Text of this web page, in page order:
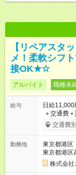
【リペアスタ
メ！柔軟シフ
接OK★☆
アルバイト 職種未
給与
日給
＋交通費＋諸手当 ■□■リペアスタッ
チェック
倍』！ ・
交通費規定
(2，000円/1日) ※
×20勤務 ＞＞月収22
交通費
勤務地
東京都港区
東京都港区
株式会